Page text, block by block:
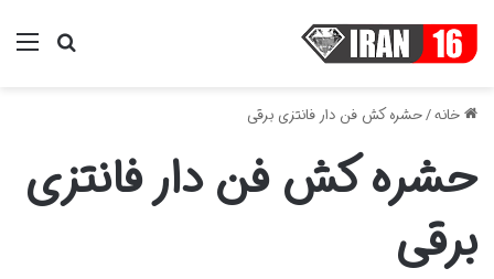
خانه/حشره کش فن دار فانتزی برقی
حشره کش فن دار فانتزی
برقی